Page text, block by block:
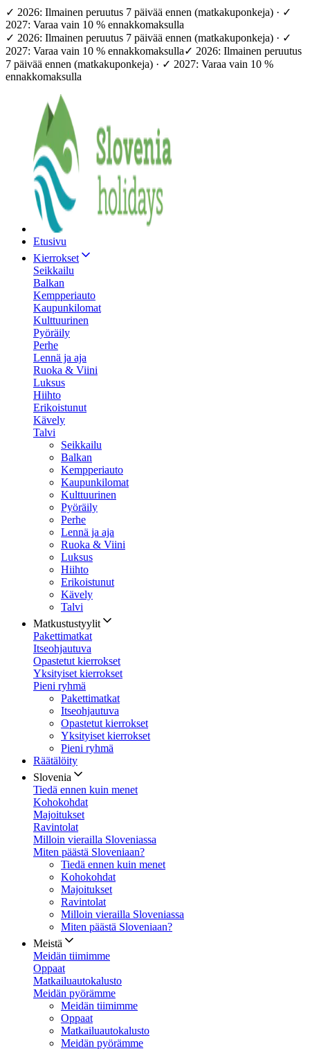
✓ 2026: Ilmainen peruutus 7 päivää ennen (matkakuponkeja) · ✓
2027: Varaa vain 10 % ennakkomaksulla
✓ 2026: Ilmainen peruutus 7 päivää ennen (matkakuponkeja) · ✓
2027: Varaa vain 10 % ennakkomaksulla✓ 2026: Ilmainen peruutus
7 päivää ennen (matkakuponkeja) · ✓ 2027: Varaa vain 10 %
ennakkomaksulla
Etusivu
Kierrokset
Seikkailu
Balkan
Kempperiauto
Kaupunkilomat
Kulttuurinen
Pyöräily
Perhe
Lennä ja aja
Ruoka & Viini
Luksus
Hiihto
Erikoistunut
Kävely
Talvi
Seikkailu
Balkan
Kempperiauto
Kaupunkilomat
Kulttuurinen
Pyöräily
Perhe
Lennä ja aja
Ruoka & Viini
Luksus
Hiihto
Erikoistunut
Kävely
Talvi
Matkustustyylit
Pakettimatkat
Itseohjautuva
Opastetut kierrokset
Yksityiset kierrokset
Pieni ryhmä
Pakettimatkat
Itseohjautuva
Opastetut kierrokset
Yksityiset kierrokset
Pieni ryhmä
Räätälöity
Slovenia
Tiedä ennen kuin menet
Kohokohdat
Majoitukset
Ravintolat
Milloin vierailla Sloveniassa
Miten päästä Sloveniaan?
Tiedä ennen kuin menet
Kohokohdat
Majoitukset
Ravintolat
Milloin vierailla Sloveniassa
Miten päästä Sloveniaan?
Meistä
Meidän tiimimme
Oppaat
Matkailuautokalusto
Meidän pyörämme
Meidän tiimimme
Oppaat
Matkailuautokalusto
Meidän pyörämme